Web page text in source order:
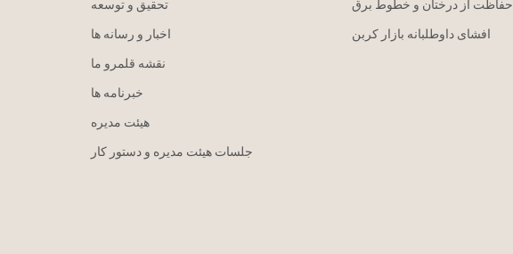
تحقیق و توسعه
اخبار و رسانه ها
نقشه قلمرو ما
خبرنامه ها
هيئت مدیره
جلسات هیئت مدیره و دستور کار
حفاظت از درختان و خطوط برق
افشای داوطلبانه بازار کربن